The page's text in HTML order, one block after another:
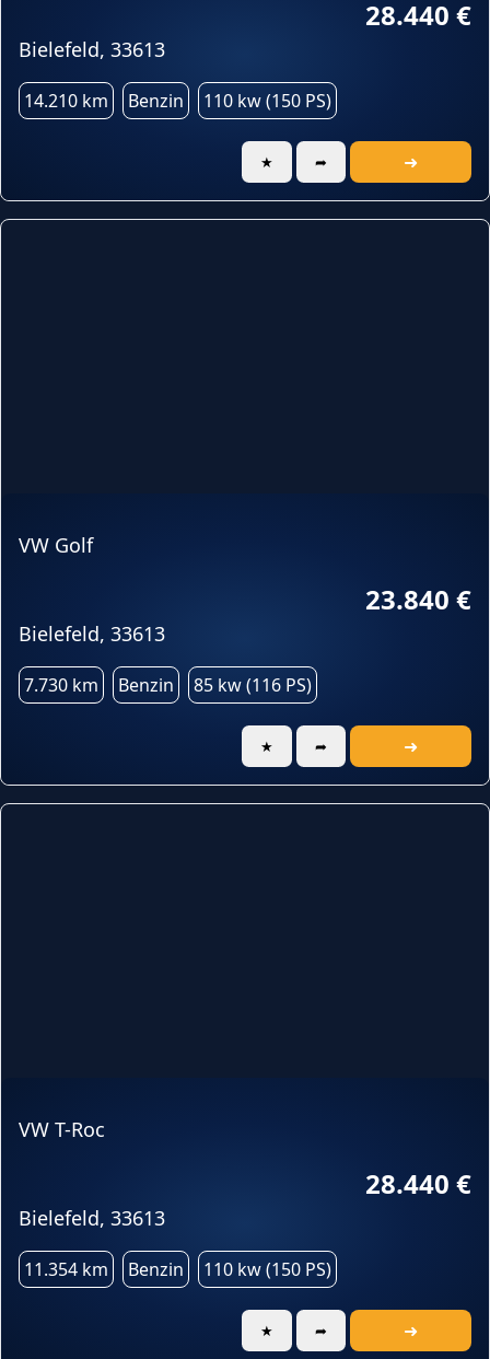
28.440 €
Bielefeld, 33613
14.210 km Benzin 110 kw (150 PS)
★ ➦ ➜
VW Golf
23.840 €
Bielefeld, 33613
7.730 km Benzin 85 kw (116 PS)
★ ➦ ➜
VW T-Roc
28.440 €
Bielefeld, 33613
11.354 km Benzin 110 kw (150 PS)
★ ➦ ➜